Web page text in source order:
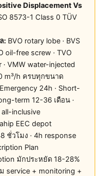
Displacement Vs
8573-1 Class 0 TÜV
: BVO rotary lobe · BVS
oil-free screw · TVO
VMW water-injected
m³/h ครบทุกขนาด
Emergency 24h · Short-
term 12-36 เดือน ·
inclusive
EEC depot
ชั่วโมง · 4h response
Plan
มักประหยัด 18-28%
service + monitoring +